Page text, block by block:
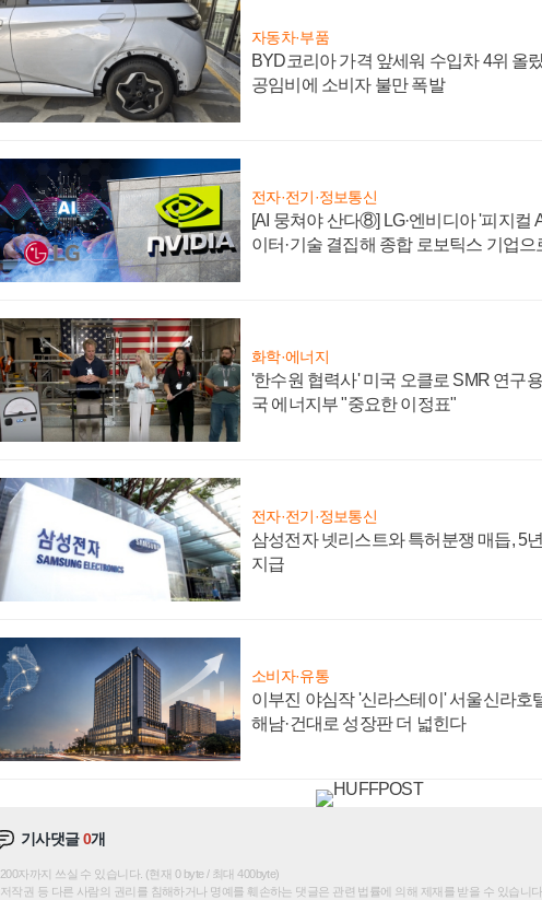
자동차·부품
BYD코리아 가격 앞세워 수입차 4위 올
공임비에 소비자 불만 폭발
전자·전기·정보통신
[AI 뭉쳐야 산다⑧] LG·엔비디아 '피지컬
이터·기술 결집해 종합 로보틱스 기업으
화학·에너지
'한수원 협력사' 미국 오클로 SMR 연구
국 에너지부 "중요한 이정표"
전자·전기·정보통신
삼성전자 넷리스트와 특허분쟁 매듭, 5
지급
소비자·유통
이부진 야심작 '신라스테이' 서울신라호
해남·건대로 성장판 더 넓힌다
기사댓글0개
200자까지 쓰실 수 있습니다. (현재 0 byte / 최대 400byte)
저작권 등 다른 사람의 권리를 침해하거나 명예를 훼손하는 댓글은 관련 법률에 의해 제재를 받을 수 있습니다.